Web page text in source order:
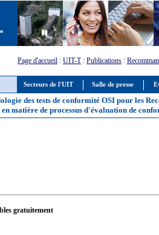
Secteurs de l'UIT Salle de presse
Page d'accueil : UIT-T: Publications :
des tests de conformité OSI pour les
matière de processus d'évaluation de
gratuitement